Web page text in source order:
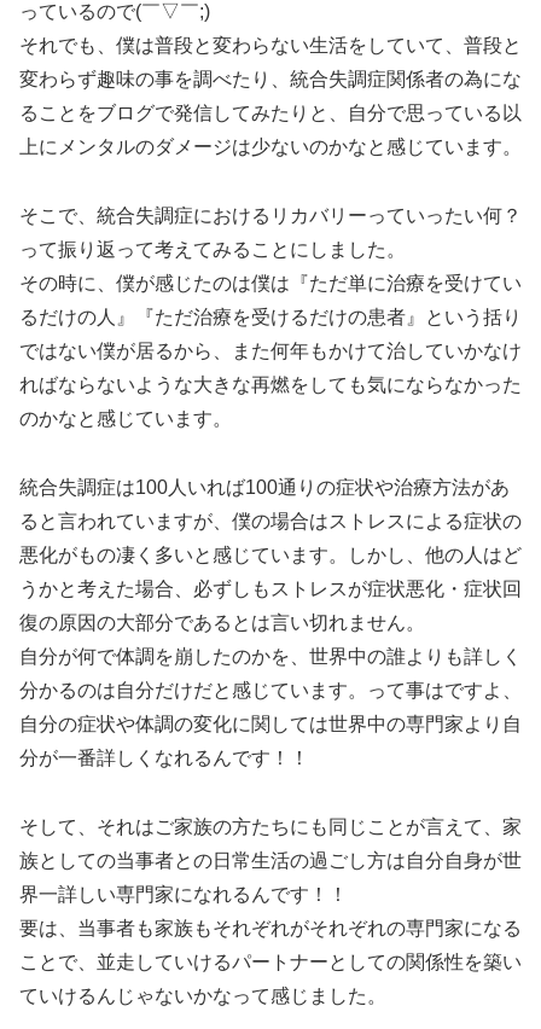
っているので(￣▽￣;)
それでも、僕は普段と変わらない生活をしていて、普段と
変わらず趣味の事を調べたり、統合失調症関係者の為にな
ることをブログで発信してみたりと、自分で思っている以
上にメンタルのダメージは少ないのかなと感じています。
そこで、統合失調症におけるリカバリーっていったい何？
って振り返って考えてみることにしました。
その時に、僕が感じたのは僕は『ただ単に治療を受けてい
るだけの人』『ただ治療を受けるだけの患者』という括り
ではない僕が居るから、また何年もかけて治していかなけ
ればならないような大きな再燃をしても気にならなかった
のかなと感じています。
統合失調症は100人いれば100通りの症状や治療方法があ
ると言われていますが、僕の場合はストレスによる症状の
悪化がもの凄く多いと感じています。しかし、他の人はど
うかと考えた場合、必ずしもストレスが症状悪化・症状回
復の原因の大部分であるとは言い切れません。
自分が何で体調を崩したのかを、世界中の誰よりも詳しく
分かるのは自分だけだと感じています。って事はですよ、
自分の症状や体調の変化に関しては世界中の専門家より自
分が一番詳しくなれるんです！！
そして、それはご家族の方たちにも同じことが言えて、家
族としての当事者との日常生活の過ごし方は自分自身が世
界一詳しい専門家になれるんです！！
要は、当事者も家族もそれぞれがそれぞれの専門家になる
ことで、並走していけるパートナーとしての関係性を築い
ていけるんじゃないかなって感じました。